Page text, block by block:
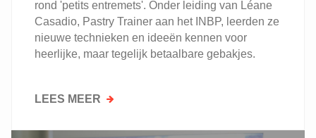
rond 'petits entremets'. Onder leiding van Léane
Casadio, Pastry Trainer aan het INBP, leerden ze
nieuwe technieken en ideeën kennen voor
heerlijke, maar tegelijk betaalbare gebakjes.
LEES MEER OVER
TRAINER